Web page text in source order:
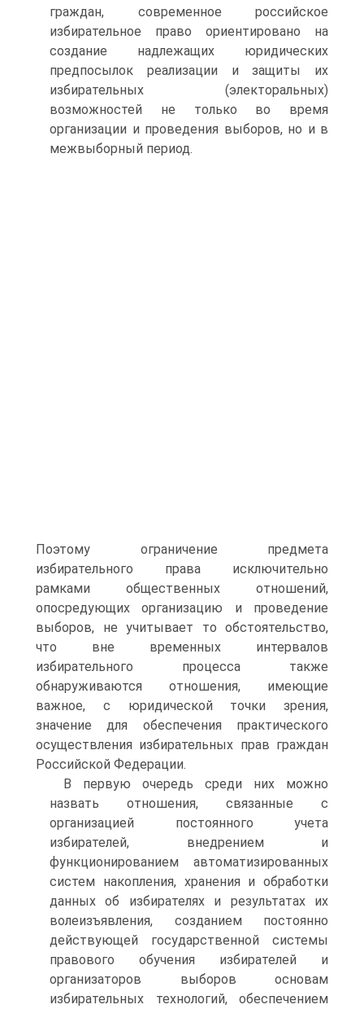
граждан, современное российское
избирательное право ориентировано на
создание надлежащих юридических
предпосылок реализации и защиты их
избирательных (электоральных)
возможностей не только во время
организации и проведения выборов, но и в
межвыборный период.
Поэтому ограничение предмета
избирательного права исключительно
рамками общественных отношений,
опосредующих организацию и проведение
выборов, не учитывает то обстоятельство,
что вне временных интервалов
избирательного процесса также
обнаруживаются отношения, имеющие
важное, с юридической точки зрения,
значение для обеспечения практического
осуществления избирательных прав граждан
Российской Федерации.
В первую очередь среди них можно
назвать отношения, связанные с
организацией постоянного учета
избирателей, внедрением и
функционированием автоматизированных
систем накопления, хранения и обработки
данных об избирателях и результатах их
волеизъявления, созданием постоянно
действующей государственной системы
правового обучения избирателей и
организаторов выборов основам
избирательных технологий, обеспечением